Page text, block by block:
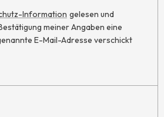
Information gelesen und
meiner Angaben eine
E-Mail-Adresse verschickt